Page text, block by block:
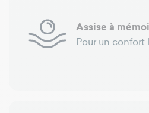
Assise à
Pour un confort